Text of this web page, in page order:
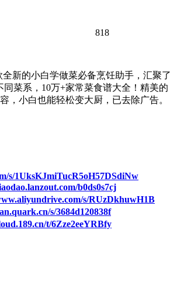
818
新的小白学做菜必备烹饪助手，汇聚了
同菜系，10万+家常菜食谱大全！精美的
，小白也能轻松变大厨，已去除广告。
s/1UksKJmiTucR5oH57DSdiNw
b0ds0s7cj
s/RUzDkhuwH1B
s/3684d120838f
t/6Zze2eeYRBfy